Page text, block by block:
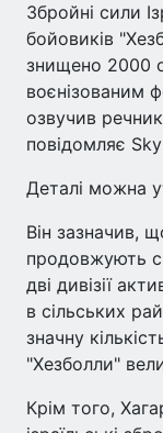
Збройні сили
бойовиків
знищено 2000
воєнізованим
озвучив
повідомляє
Деталі можна
Він зазначив,
продовжують
дві дивізії
в сільських
значну
"Хезболли"
Крім того,